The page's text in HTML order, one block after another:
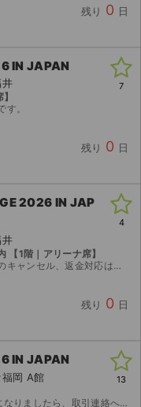
残り 0 日
IN JAPAN
。
残り 0 日
7
2026 IN JAP
1階｜アリーナ席】
承いただける方のみご購入お願いいたします。
残り 0 日
4
IN JAPAN
岡 A館
いただく予定です。 ※全て分配分（子）チケットになりますので、ご本...
13